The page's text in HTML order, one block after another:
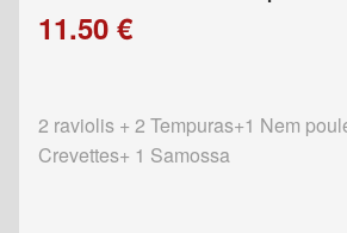
11.50 €
2 raviolis + 2 Tempuras+1 Nem
Crevettes+ 1 Samossa